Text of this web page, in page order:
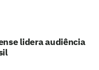
lidera audiência